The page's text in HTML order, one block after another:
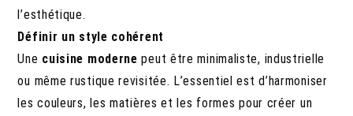
l’esthétique.
Définir un style cohérent
Une cuisine moderne peut être minimaliste, industrielle
ou même rustique revisitée. L’essentiel est d’harmoniser
les couleurs, les matières et les formes pour créer un